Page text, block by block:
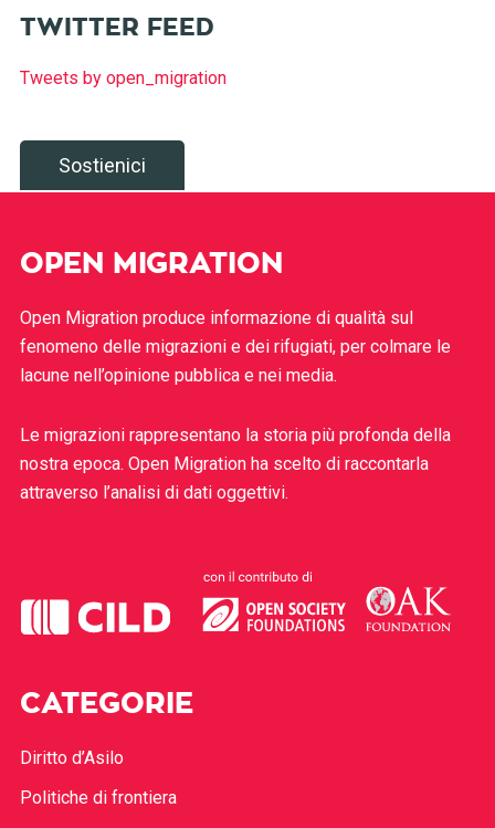
TWITTER FEED
Tweets by open_migration
Sostienici
OPEN MIGRATION
Open Migration produce informazione di qualità sul
fenomeno delle migrazioni e dei rifugiati, per colmare le
lacune nell’opinione pubblica e nei media.
Le migrazioni rappresentano la storia più profonda della
nostra epoca. Open Migration ha scelto di raccontarla
attraverso l’analisi di dati oggettivi.
CATEGORIE
Diritto d’Asilo
Politiche di frontiera